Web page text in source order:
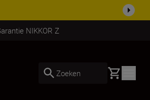
NIKKOR Z
Zoeken Basket